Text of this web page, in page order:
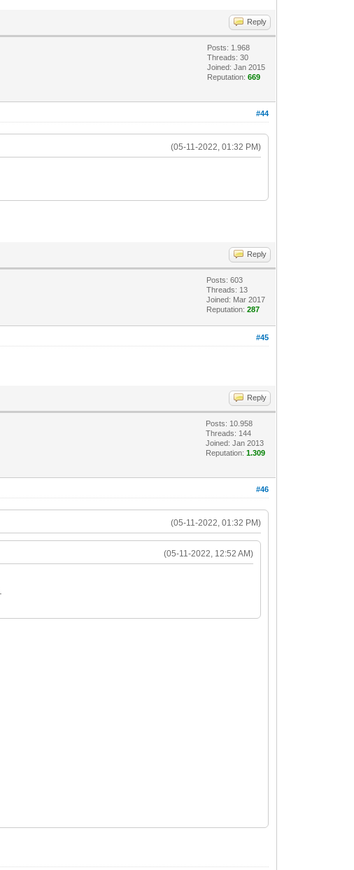
Reply
Posts: 1.968
Threads: 30
Joined: Jan 2015
Reputation:669
#44
(05-11-2022, 01:32 PM)
Reply
Posts: 603
Threads: 13
Joined: Mar 2017
Reputation:287
#45
Reply
Posts: 10.958
Threads: 144
Joined: Jan 2013
Reputation:1.309
#46
(05-11-2022, 01:32 PM)
(05-11-2022, 12:52 AM)